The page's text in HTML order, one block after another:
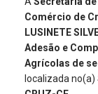
Comércio de
LUSINETE
Adesão e
Agrícolas de
localizada no(a)